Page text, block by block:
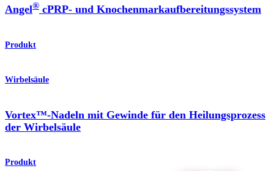
Angel® cPRP- und Knochenmarkaufbereitungssystem
Produkt
Wirbelsäule
Vortex™-Nadeln mit Gewinde für den Heilungsprozess
der Wirbelsäule
Produkt